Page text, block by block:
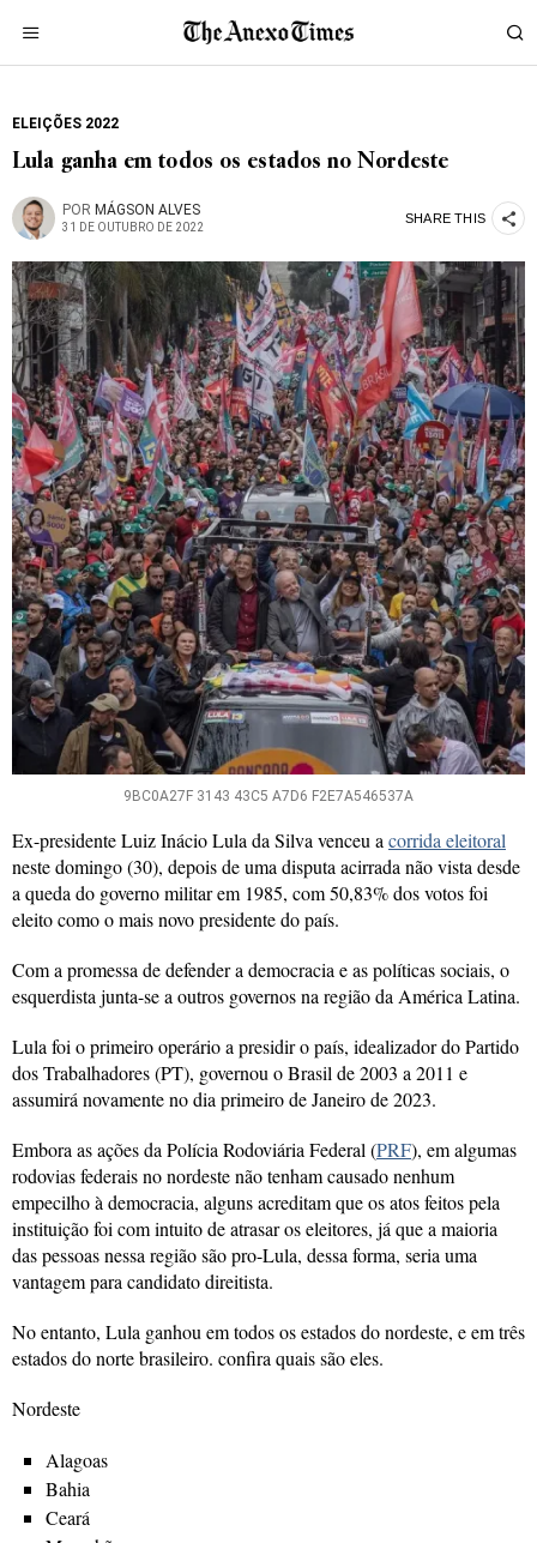
ELEIÇÕES 2022
Lula ganha em todos os estados no Nordeste
POR MÁGSON ALVES
31 DE OUTUBRO DE 2022
SHARE THIS
9BC0A27F 3143 43C5 A7D6 F2E7A546537A
Ex-presidente Luiz Inácio Lula da Silva venceu a corrida eleitoral
neste domingo (30), depois de uma disputa acirrada não vista desde
a queda do governo militar em 1985, com 50,83% dos votos foi
eleito como o mais novo presidente do país.
Com a promessa de defender a democracia e as políticas sociais, o
esquerdista junta-se a outros governos na região da América Latina.
Lula foi o primeiro operário a presidir o país, idealizador do Partido
dos Trabalhadores (PT), governou o Brasil de 2003 a 2011 e
assumirá novamente no dia primeiro de Janeiro de 2023.
Embora as ações da Polícia Rodoviária Federal (PRF), em algumas
rodovias federais no nordeste não tenham causado nenhum
empecilho à democracia, alguns acreditam que os atos feitos pela
instituição foi com intuito de atrasar os eleitores, já que a maioria
das pessoas nessa região são pro-Lula, dessa forma, seria uma
vantagem para candidato direitista.
No entanto, Lula ganhou em todos os estados do nordeste, e em três
estados do norte brasileiro. confira quais são eles.
Nordeste
Alagoas
Bahia
Ceará